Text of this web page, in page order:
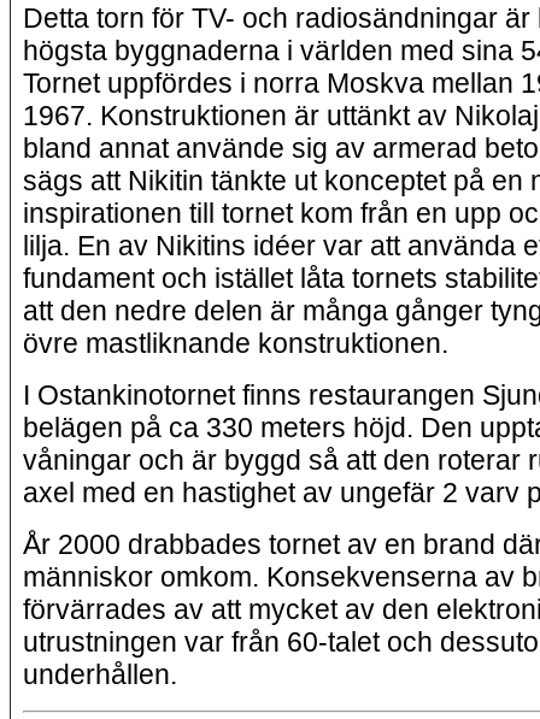
Detta torn för TV- och radiosändningar är
högsta byggnaderna i världen med sina
Tornet uppfördes i norra Moskva mellan
1967. Konstruktionen är uttänkt av
bland annat använde sig av armerad
sägs att Nikitin tänkte ut konceptet på en
inspirationen till tornet kom från en upp
lilja. En av Nikitins idéer var att använda
fundament och istället låta tornets
att den nedre delen är många gånger
övre mastliknande konstruktionen.
I Ostankinotornet finns restaurangen
belägen på ca 330 meters höjd. Den
våningar och är byggd så att den roterar
axel med en hastighet av ungefär 2 varv
År 2000 drabbades tornet av en brand
människor omkom. Konsekvenserna av
förvärrades av att mycket av den
utrustningen var från 60-talet och
underhållen.